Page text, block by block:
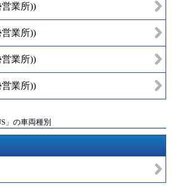
業所))
業所))
業所))
業所))
」の車両種別